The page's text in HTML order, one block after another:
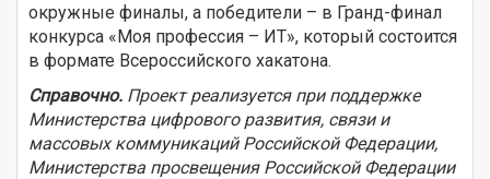
окружные финалы, а победители – в Гранд-финал
конкурса «Моя профессия – ИТ», который состоится
в формате Всероссийского хакатона.
Справочно. Проект реализуется при поддержке
Министерства цифрового развития, связи и
массовых коммуникаций Российской Федерации,
Министерства просвещения Российской Федерации